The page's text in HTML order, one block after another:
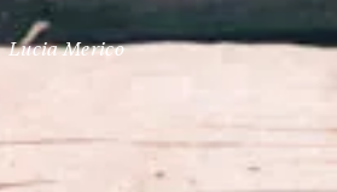
Lucia Merico